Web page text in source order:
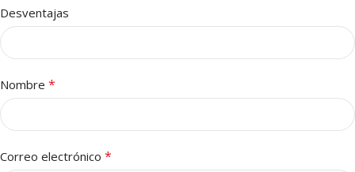
Desventajas
Nombre *
Correo electrónico *